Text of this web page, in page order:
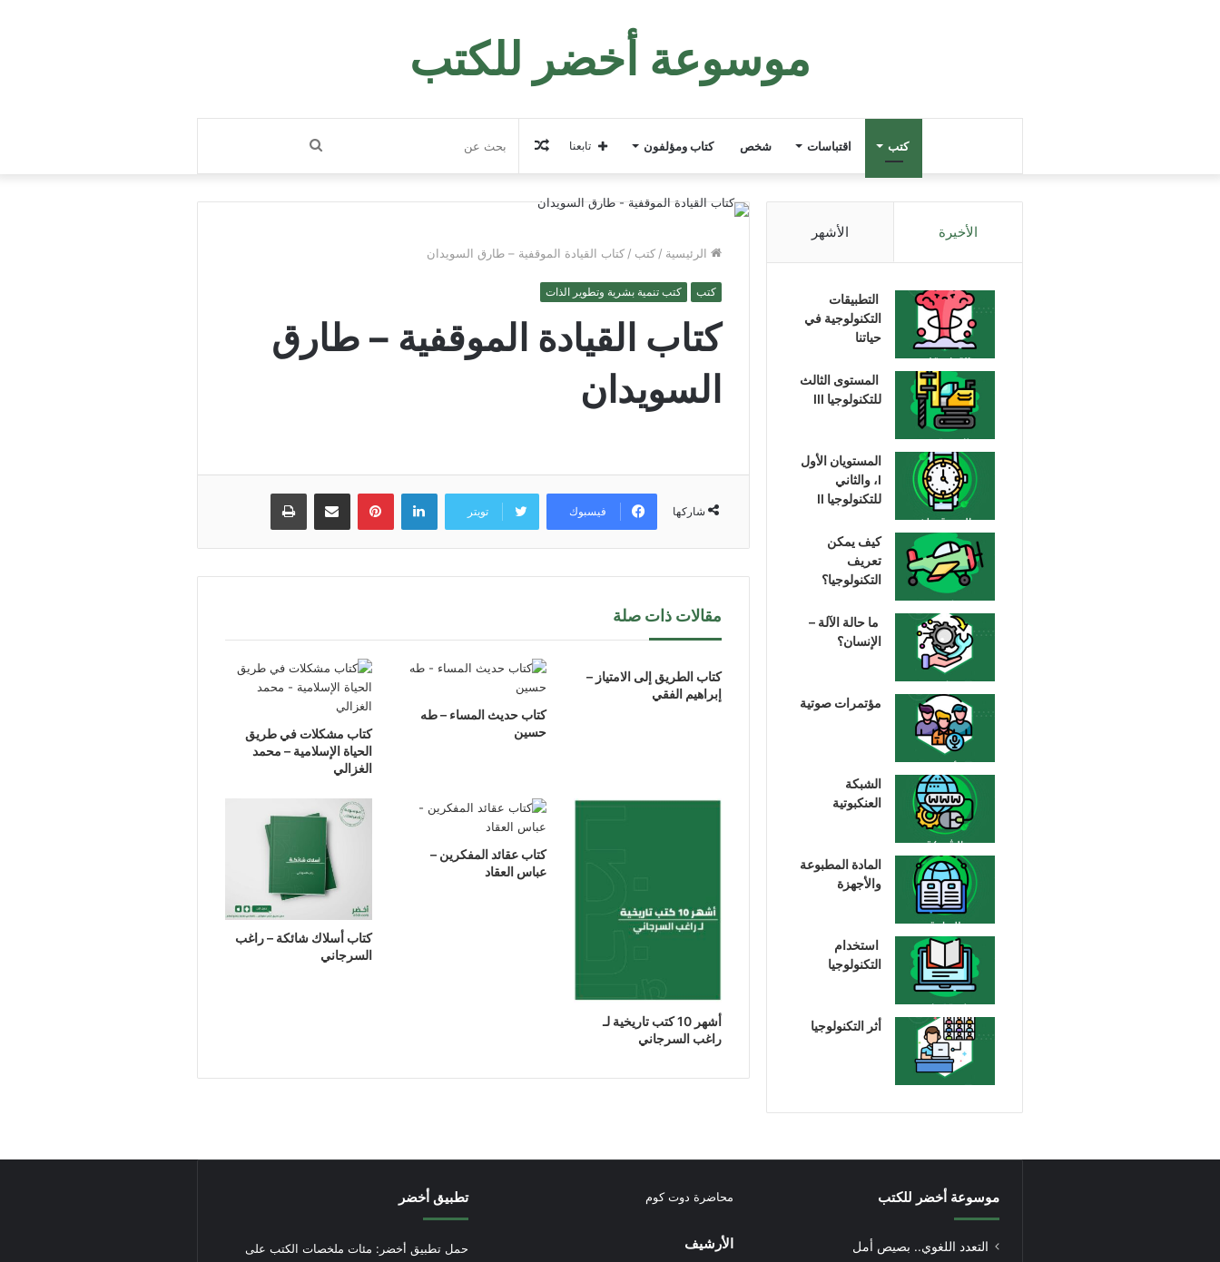
موسوعة أخضر للكتب
كتب اقتباسات شخص كتاب ومؤلفون بحث
عن
مقال
عشوائي
تابعنا
الرئيسية / كتب / كتاب القيادة الموقفية – طارق السويدان
كتب كتب تنمية بشرية وتطوير الذات
كتاب القيادة الموقفية – طارق
السويدان
شاركها فيسبوك تويتر
لينكدإن بينتيريستمشاركة عبر البريد طباعة
مقالات ذات صلة
كتاب الطريق إلى الامتياز –
إبراهيم الفقي
كتاب حديث المساء – طه
حسين
كتاب مشكلات في طريق
الحياة الإسلامية – محمد
الغزالي
أشهر 10 كتب تاريخية لـ
راغب السرجاني
كتاب عقائد المفكرين –
عباس العقاد
كتاب أسلاك شائكة – راغب
السرجاني
الأخيرة الأشهر
التطبيقات
التكنولوجية في
حياتنا
المستوى الثالث
للتكنولوجيا III
المستويان الأول
I، والثاني
للتكنولوجيا II
كيف يمكن
تعريف
التكنولوجيا؟
ما حالة الآلة –
الإنسان؟
مؤتمرات صوتية
الشبكة
العنكبوتية
المادة المطبوعة
والأجهزة
استخدام
التكنولوجيا
أثر التكنولوجيا
موسوعة أخضر للكتب
التعدد اللغوي.. بصيص أمل
محاضرة دوت كوم
الأرشيف
تطبيق أخضر
حمل تطبيق أخضر: مئات ملخصات الكتب على